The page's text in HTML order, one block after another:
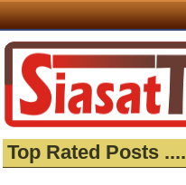
Top Rated Posts ....